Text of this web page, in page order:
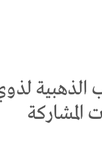
الذهبية